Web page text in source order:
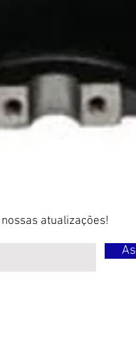
atualizações!